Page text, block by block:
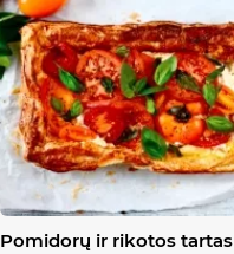
Pomidorų ir rikotos tartas